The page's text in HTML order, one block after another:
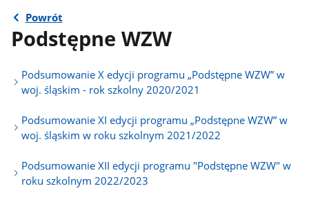
Powrót
Podstępne WZW
Podsumowanie X edycji programu „Podstępne WZW” w
woj. śląskim - rok szkolny 2020/2021
Podsumowanie XI edycji programu „Podstępne WZW” w
woj. śląskim w roku szkolnym 2021/2022
Podsumowanie XII edycji programu "Podstępne WZW" w
roku szkolnym 2022/2023